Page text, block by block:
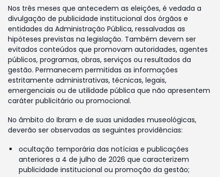
Nos três meses que antecedem as eleições, é vedada a
divulgação de publicidade institucional dos órgãos e
entidades da Administração Pública, ressalvadas as
hipóteses previstas na legislação. Também devem ser
evitados conteúdos que promovam autoridades, agentes
públicos, programas, obras, serviços ou resultados da
gestão. Permanecem permitidas as informações
estritamente administrativas, técnicas, legais,
emergenciais ou de utilidade pública que não apresentem
caráter publicitário ou promocional.
No âmbito do Ibram e de suas unidades museológicas,
deverão ser observadas as seguintes providências:
ocultação temporária das notícias e publicações
anteriores a 4 de julho de 2026 que caracterizem
publicidade institucional ou promoção da gestão;